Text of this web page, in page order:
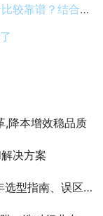
合安仕达实测对比
,降本增效稳品质
决方案
误区与性价比分析